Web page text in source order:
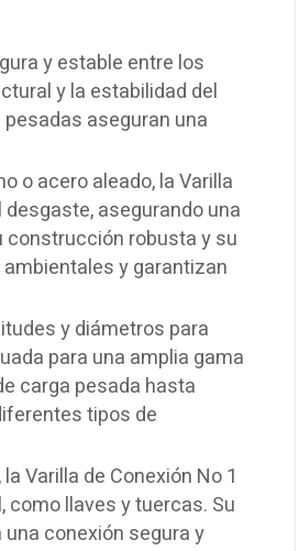
y estable entre los
y la estabilidad del
aseguran una
o acero aleado, la Varilla
asegurando una
construcción robusta y su
y garantizan
y diámetros para
para una amplia gama
carga pesada hasta
tipos de
Varilla de Conexión No 1
llaves y tuercas. Su
conexión segura y